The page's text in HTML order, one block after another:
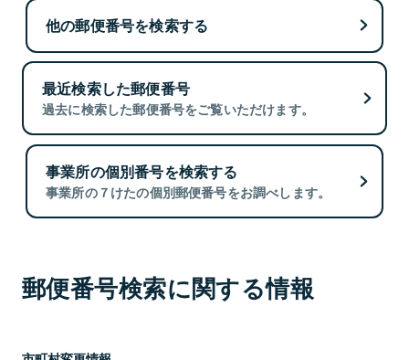
他の郵便番号を検索する
最近検索した郵便番号
過去に検索した郵便番号をご覧いただけます。
事業所の個別番号を検索する
事業所の７けたの個別郵便番号をお調べします。
郵便番号検索に関する情報